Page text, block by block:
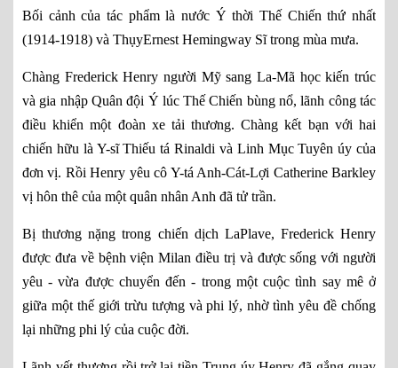
Bối cảnh của tác phẩm là nước Ý thời Thế Chiến thứ nhất
(1914-1918) và ThụyErnest Hemingway Sĩ trong mùa mưa.
Chàng Frederick Henry người Mỹ sang La-Mã học kiến trúc
và gia nhập Quân đội Ý lúc Thế Chiến bùng nổ, lãnh công tác
điều khiển một đoàn xe tải thương. Chàng kết bạn với hai
chiến hữu là Y-sĩ Thiếu tá Rinaldi và Linh Mục Tuyên úy của
đơn vị. Rồi Henry yêu cô Y-tá Anh-Cát-Lợi Catherine Barkley
vị hôn thê của một quân nhân Anh đã tử trần.
Bị thương nặng trong chiến dịch LaPlave, Frederick Henry
được đưa về bệnh viện Milan điều trị và được sống với người
yêu - vừa được chuyển đến - trong một cuộc tình say mê ở
giữa một thế giới trừu tượng và phi lý, nhờ tình yêu đề chống
lại những phi lý của cuộc đời.